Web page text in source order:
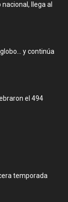
llega al
y continúa
el 494
temporada